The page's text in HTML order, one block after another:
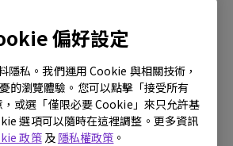
偏好設定
隱私。我們運用 Cookie 與相關技術，
的瀏覽體驗。您可以點擊「接受所有
或選「僅限必要 Cookie」來只允許基
選項可以隨時在這裡調整。更多資訊
政策及 隱私權政策 。
定 | 投影機